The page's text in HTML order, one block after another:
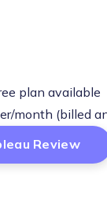
plan available
month (billed
Review